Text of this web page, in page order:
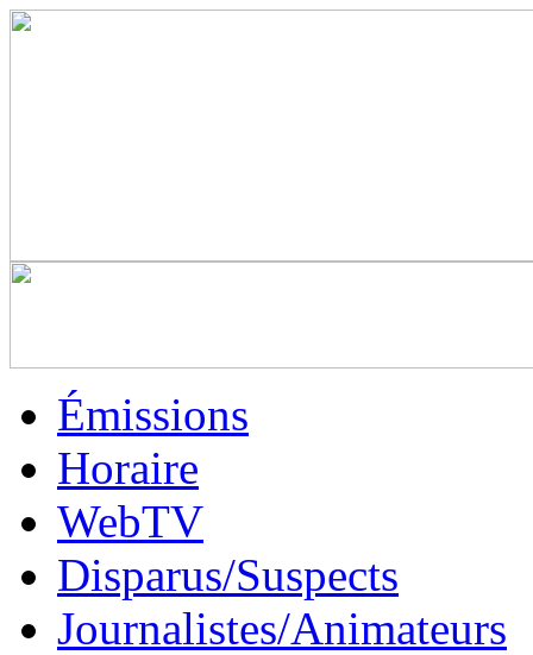
Émissions
Horaire
WebTV
Disparus/Suspects
Journalistes/Animateurs